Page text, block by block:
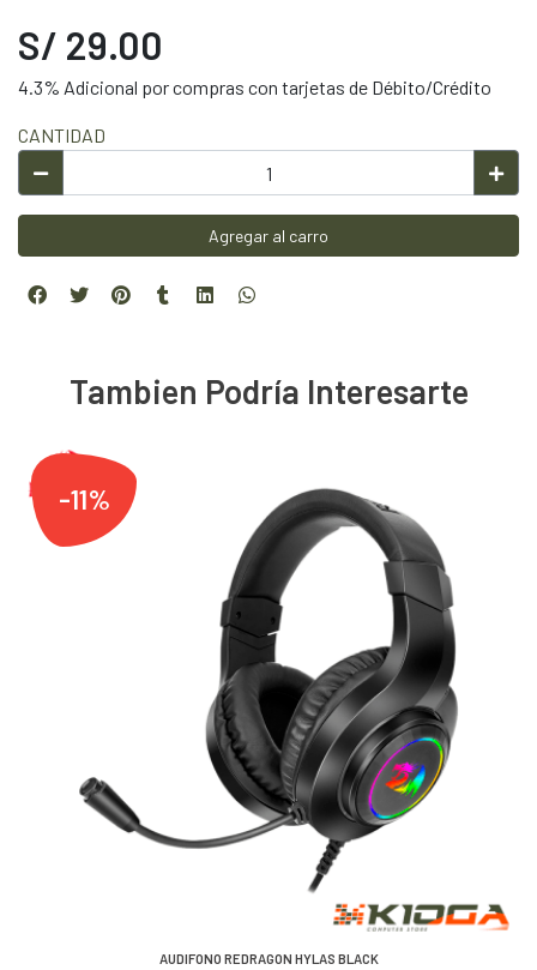
S/ 29.00
4.3% Adicional por compras con tarjetas de Débito/Crédito
CANTIDAD
Agregar al carro
Tambien Podría Interesarte
-11%
AUDIFONO REDRAGON HYLAS BLACK